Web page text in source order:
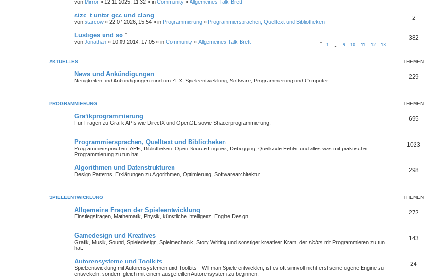
von Mirror » 12.11.2025, 11:32 » in Community » Allgemeines Talk-Brett
size_t unter gcc und clang
von starcow » 22.07.2026, 15:54 » in Programmierung » Programmiersprachen, Quelltext und Bibliotheken
2
Lustiges und so
1 9 10 11 12 13
von Jonathan » 10.09.2014, 17:05 » in Community » Allgemeines Talk-Brett
382
AKTUELLES THEMEN
News und Ankündigungen
Neuigkeiten und Ankündigungen rund um ZFX, Spieleentwicklung, Software, Programmierung und Computer.
229
PROGRAMMIERUNG THEMEN
Grafikprogrammierung
Für Fragen zu Grafik APIs wie DirectX und OpenGL sowie Shaderprogrammierung.
695
Programmiersprachen, Quelltext und Bibliotheken
Programmiersprachen, APIs, Bibliotheken, Open Source Engines, Debugging, Quellcode Fehler und alles was mit praktischer
Programmierung zu tun hat.
1023
Algorithmen und Datenstrukturen
Design Patterns, Erklärungen zu Algorithmen, Optimierung, Softwarearchitektur
298
SPIELEENTWICKLUNG THEMEN
Allgemeine Fragen der Spieleentwicklung
Einstiegsfragen, Mathematik, Physik, künstliche Intelligenz, Engine Design
272
Gamedesign und Kreatives
Grafik, Musik, Sound, Spieledesign, Spielmechanik, Story Writing und sonstiger kreativer Kram, der nichts mit Programmieren zu tun
hat.
143
Autorensysteme und Toolkits
Spieleentwicklung mit Autorensystemen und Toolkits - Will man Spiele entwicklen, ist es oft sinnvoll nicht erst seine eigene Engine zu
entwickeln, sondern gleich mit einem ausgefeilten Autorensystem zu beginnen.
24